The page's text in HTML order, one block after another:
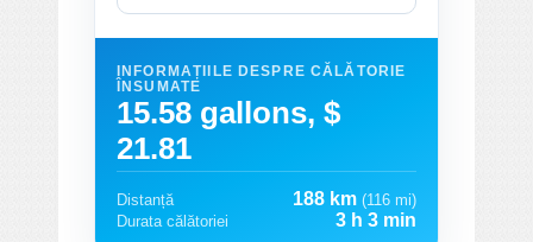
INFORMAȚIILE DESPRE CĂLĂTORIE
ÎNSUMATE
15.58 gallons, $
21.81
Distanță 188 km (116 mi)
Durata călătoriei
3 h 3 min